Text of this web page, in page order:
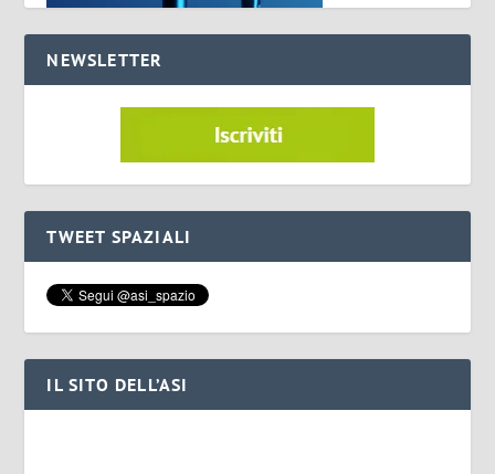
NEWSLETTER
TWEET SPAZIALI
IL SITO DELL’ASI